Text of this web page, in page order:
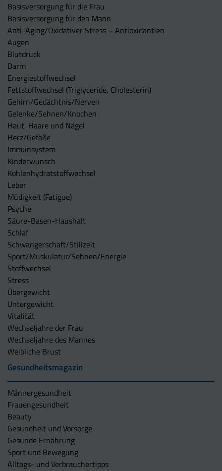
Basisversorgung für die Frau
Basisversorgung für den Mann
Anti-Aging/Oxidativer Stress – Antioxidantien
Augen
Blutdruck
Darm
Energiestoffwechsel
Fettstoffwechsel (Triglyceride, Cholesterin)
Gehirn/Gedächtnis/Nerven
Gelenke/Sehnen/Knochen
Haut, Haare und Nägel
Herz/Gefäße
Immunsystem
Kinderwunsch
Kohlenhydratstoffwechsel
Leber
Müdigkeit (Fatigue)
Psyche
Säure-Basen-Haushalt
Schlaf
Schwangerschaft/Stillzeit
Sport/Muskulatur/Sehnen/Energie
Stoffwechsel
Stress
Übergewicht
Untergewicht
Vitalität
Wechseljahre der Frau
Wechseljahre des Mannes
Weibliche Brust
Gesundheitsmagazin
Männergesundheit
Frauengesundheit
Beauty
Gesundheit und Vorsorge
Gesunde Ernährung
Sport und Bewegung
Alltags- und Verbrauchertipps